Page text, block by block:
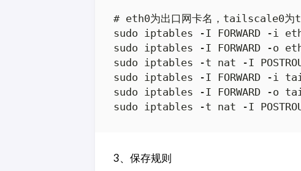
# eth0为出口网卡名，tailscale0为
sudo iptables -I FORWARD -i
sudo iptables -I FORWARD -o
sudo iptables -t nat -I
sudo iptables -I FORWARD -i
sudo iptables -I FORWARD -o
sudo iptables -t nat -I
3、保存规则